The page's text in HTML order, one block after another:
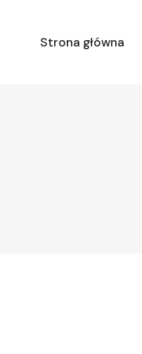
Strona główna